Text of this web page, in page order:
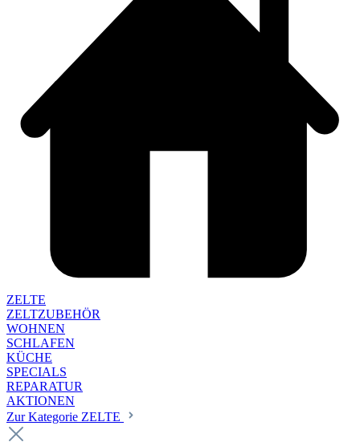
ZELTE
ZELTZUBEHÖR
WOHNEN
SCHLAFEN
KÜCHE
SPECIALS
REPARATUR
AKTIONEN
Zur Kategorie ZELTE